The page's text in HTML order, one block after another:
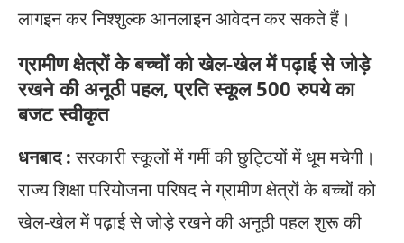
लागइन कर निश्शुल्क आनलाइन आवेदन कर सकते हैं।
ग्रामीण क्षेत्रों के बच्चों को खेल-खेल में पढ़ाई से जोड़े
रखने की अनूठी पहल, प्रति स्कूल 500 रुपये का
बजट स्वीकृत
धनबाद :सरकारी स्कूलों में गर्मी की छुट्टियों में धूम मचेगी।
राज्य शिक्षा परियोजना परिषद ने ग्रामीण क्षेत्रों के बच्चों को
खेल-खेल में पढ़ाई से जोड़े रखने की अनूठी पहल शुरू की